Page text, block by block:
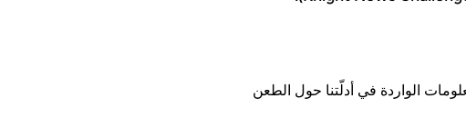
الواردة في أدلّتنا حول الطعن